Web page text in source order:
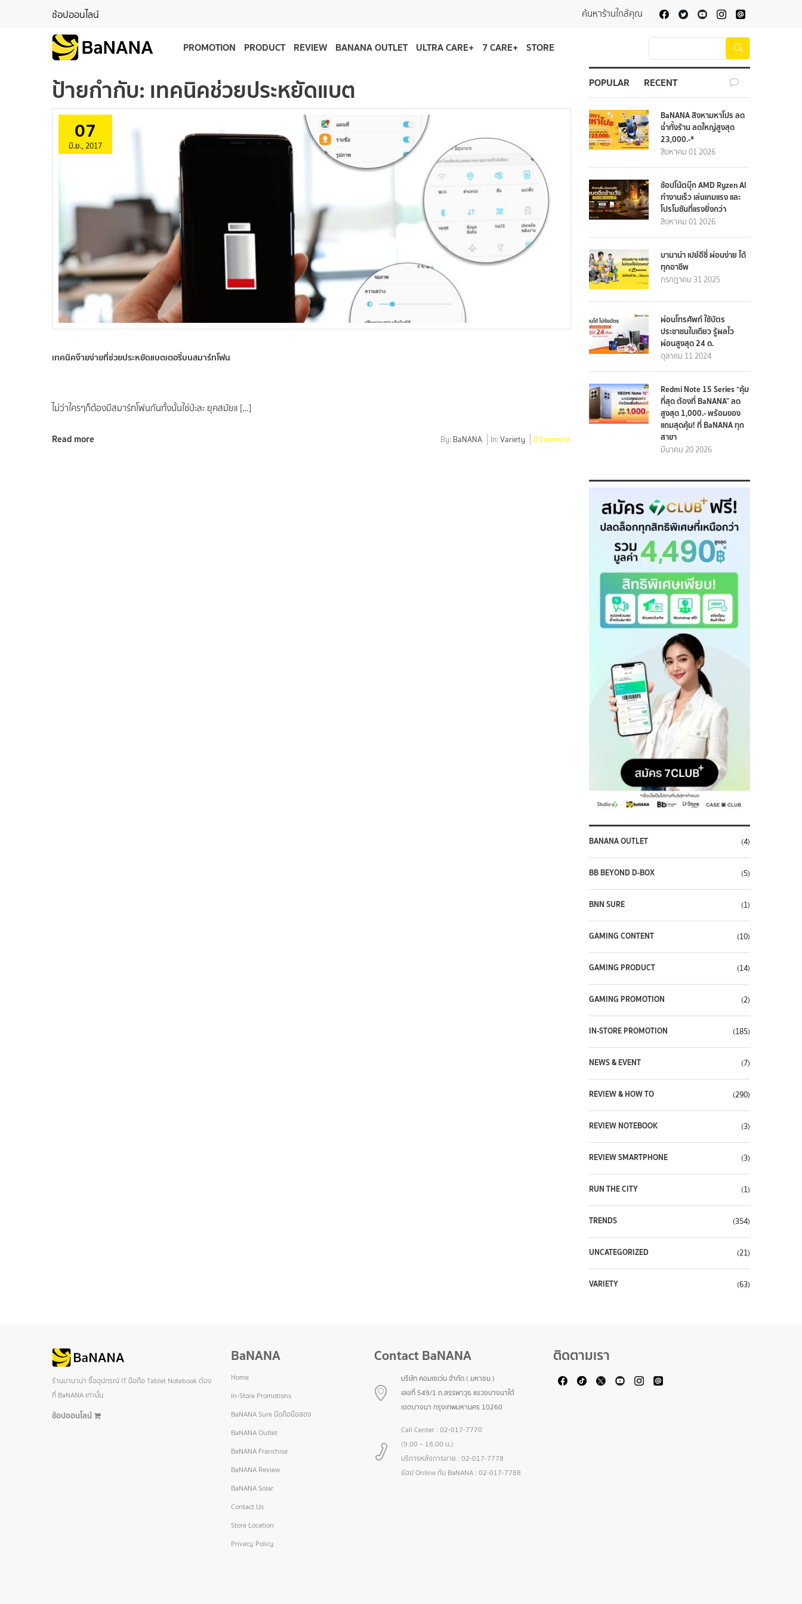
ช้อปออนไลน์ ค้นหาร้านใกล้คุณ
PROMOTION PRODUCT REVIEW BANANA OUTLET ULTRA CARE+ 7 CARE+ STORE
ป้ายกำกับ: เทคนิคช่วยประหยัดแบต
07
มิ.ย., 2017
เทคนิคง๊ายง่ายที่ช่วยประหยัดแบตเตอรี่บนสมาร์ทโฟน
ไม่ว่าใครๆก็ต้องมีสมาร์ทโฟนกันทั้งนั้นใช่ป่ะละ ยุคสมัยแ […]
Read more By: BaNANA In:Variety 0 Comment
POPULAR RECENT
BaNANA สิงหามหาโปร ลด
ฉ่ำทั้งร้าน ลดใหญ่สูงสุด
23,000.-*
สิงหาคม 01 2026
ช้อปโน้ตบุ๊ก AMD Ryzen AI
ทำงานเร็ว เล่นเกมแรง และ
โปรโมชันที่แรงยิ่งกว่า
สิงหาคม 01 2026
บานาน่า เปย์อีซี่ ผ่อนง่าย ได้
ทุกอาชีพ
กรกฎาคม 31 2025
ผ่อนโทรศัพท์ ใช้บัตร
ประชาชนใบเดียว รู้ผลไว
ผ่อนสูงสุด 24 ด.
ตุลาคม 11 2024
Redmi Note 15 Series “คุ้ม
ที่สุด ต้องที่ BaNANA” ลด
สูงสุด 1,000.- พร้อมของ
แถมสุดคุ้ม! ที่ BaNANA ทุก
สาขา
มีนาคม 20 2026
BANANA OUTLET (4)
BB BEYOND D-BOX (5)
BNN SURE (1)
GAMING CONTENT (10)
GAMING PRODUCT (14)
GAMING PROMOTION (2)
IN-STORE PROMOTION (185)
NEWS & EVENT (7)
REVIEW & HOW TO (290)
REVIEW NOTEBOOK (3)
REVIEW SMARTPHONE (3)
RUN THE CITY (1)
TRENDS (354)
UNCATEGORIZED (21)
VARIETY (63)
ร้านบานาน่า ซื้ออุปกรณ์ IT มือถือ Tablet Notebook ต้อง
ที่ BaNANA เท่านั้น
ช้อปออนไลน์
BaNANA
Home
In-Store Promotions
BaNANA Sure มือถือมือสอง
BaNANA Outlet
BaNANA Franchise
BaNANA Review
BaNANA Solar
Contact Us
Store Location
Privacy Policy
Contact BaNANA
บริษัท คอมเซเว่น จำกัด ( มหาชน )
เลขที่ 549/1 ถ.สรรพาวุธ แขวงบางนาใต้
เขตบางนา กรุงเทพมหานคร 10260
Call Center : 02-017-7770
(9.00 – 18.00 น.)
บริการหลังการขาย : 02-017-7778
ช้อป Online กับ BaNANA : 02-017-7788
ติดตามเรา